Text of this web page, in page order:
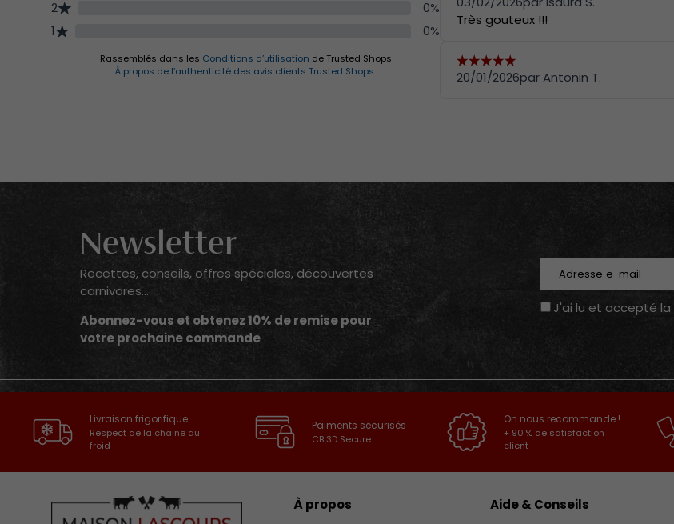
Newsletter
Recettes, conseils, offres spéciales, découvertes
carnivores...
Abonnez-vous et obtenez 10% de remise pour
votre prochaine commande
J'ai lu et accepté la
Livraison frigorifique
Respect de la chaine du
froid
Paiments sécurisés
CB 3D Secure
On nous recommande !
+ 90 % de satisfaction
client
À propos
Aide & Conseils